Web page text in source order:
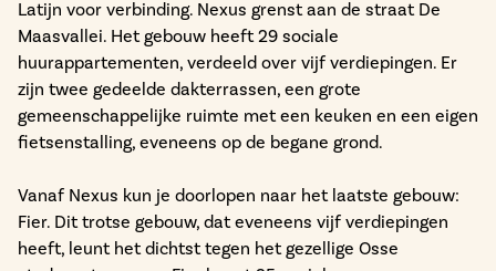
Latijn voor verbinding. Nexus grenst aan de straat De
Maasvallei. Het gebouw heeft 29 sociale
huurappartementen, verdeeld over vijf verdiepingen. Er
zijn twee gedeelde dakterrassen, een grote
gemeenschappelijke ruimte met een keuken en een eigen
fietsenstalling, eveneens op de begane grond.
Vanaf Nexus kun je doorlopen naar het laatste gebouw:
Fier. Dit trotse gebouw, dat eveneens vijf verdiepingen
heeft, leunt het dichtst tegen het gezellige Osse